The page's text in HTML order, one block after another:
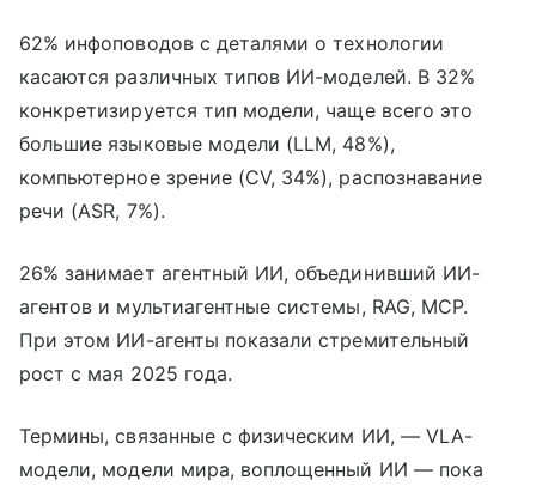
62% инфоповодов с деталями о технологии
касаются различных типов ИИ-моделей. В 32%
конкретизируется тип модели, чаще всего это
большие языковые модели (LLM, 48%),
компьютерное зрение (CV, 34%), распознавание
речи (ASR, 7%).
26% занимает агентный ИИ, объединивший ИИ-
агентов и мультиагентные системы, RAG, MCP.
При этом ИИ-агенты показали стремительный
рост с мая 2025 года.
Термины, связанные с физическим ИИ, — VLA-
модели, модели мира, воплощенный ИИ — пока